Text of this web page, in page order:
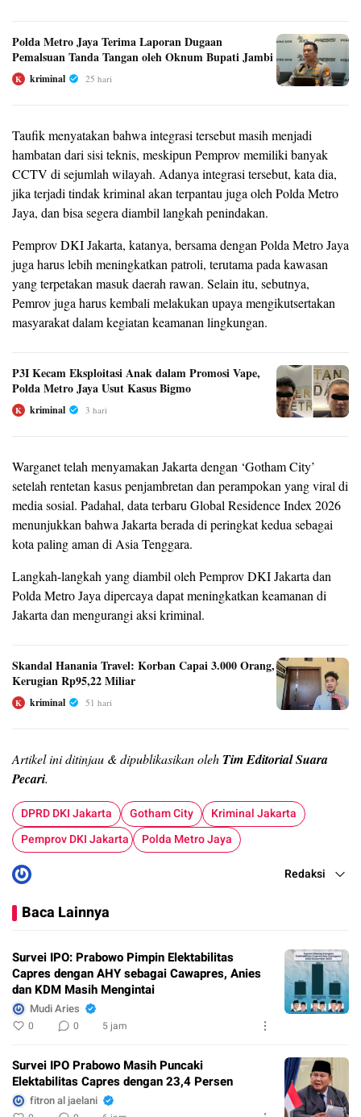
Polda Metro Jaya Terima Laporan Dugaan
Pemalsuan Tanda Tangan oleh Oknum Bupati Jambi
K kriminal 25 hari
Taufik menyatakan bahwa integrasi tersebut masih menjadi
hambatan dari sisi teknis, meskipun Pemprov memiliki banyak
CCTV di sejumlah wilayah. Adanya integrasi tersebut, kata dia,
jika terjadi tindak kriminal akan terpantau juga oleh Polda Metro
Jaya, dan bisa segera diambil langkah penindakan.
Pemprov DKI Jakarta, katanya, bersama dengan Polda Metro Jaya
juga harus lebih meningkatkan patroli, terutama pada kawasan
yang terpetakan masuk daerah rawan. Selain itu, sebutnya,
Pemrov juga harus kembali melakukan upaya mengikutsertakan
masyarakat dalam kegiatan keamanan lingkungan.
P3I Kecam Eksploitasi Anak dalam Promosi Vape,
Polda Metro Jaya Usut Kasus Bigmo
K kriminal 3 hari
Warganet telah menyamakan Jakarta dengan ‘Gotham City’
setelah rentetan kasus penjambretan dan perampokan yang viral di
media sosial. Padahal, data terbaru Global Residence Index 2026
menunjukkan bahwa Jakarta berada di peringkat kedua sebagai
kota paling aman di Asia Tenggara.
Langkah-langkah yang diambil oleh Pemprov DKI Jakarta dan
Polda Metro Jaya dipercaya dapat meningkatkan keamanan di
Jakarta dan mengurangi aksi kriminal.
Skandal Hanania Travel: Korban Capai 3.000 Orang,
Kerugian Rp95,22 Miliar
K kriminal 51 hari
Artikel ini ditinjau & dipublikasikan oleh Tim Editorial Suara
Pecari.
DPRD DKI Jakarta Gotham City
Kriminal Jakarta
Pemprov DKI Jakarta
Polda Metro Jaya
Redaksi
Baca Lainnya
Survei IPO: Prabowo Pimpin Elektabilitas
Capres dengan AHY sebagai Cawapres, Anies
dan KDM Masih Mengintai
Mudi Aries
0 0 5 jam
Survei IPO Prabowo Masih Puncaki
Elektabilitas Capres dengan 23,4 Persen
fitron al jaelani